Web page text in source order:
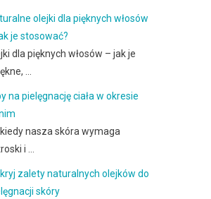
olejki dla pięknych włosów
je stosować?
dla pięknych włosów – jak je
…
na pielęgnację ciała w okresie
kiedy nasza skóra wymaga
i …
zalety naturalnych olejków do
skóry